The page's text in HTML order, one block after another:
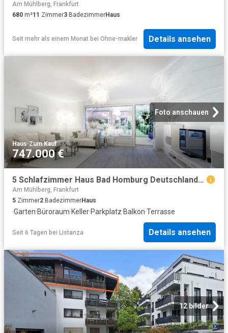
Am Mühlberg, Frankfurt
680 m²11 Zimmer3 BadezimmerHaus
Seit mehr als einem Monat bei Ohne-makler Details ansehen
Foto anschauen
Haus·Zum Kauf
747.000 €
5 Schlafzimmer Haus Bad Homburg Deutschland 104646881
Am Mühlberg, Frankfurt
5 Zimmer2 BadezimmerHaus
·Garten·Büroraum·Keller·Parkplatz·Balkon·Terrasse
Seit 6 Tagen bei Listanza Details ansehen
12 bilder